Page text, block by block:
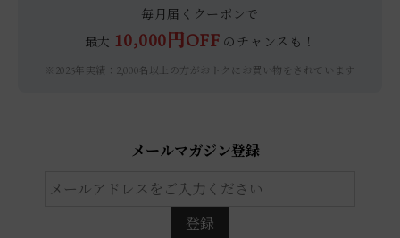
毎月届くクーポンで
最大 10,000円OFF のチャンスも！
※2025年実績：2,000名以上の方がおトクにお買い物をされています
メールマガジン登録
登録